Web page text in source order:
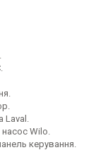
Laval.
Wilo.
керування.